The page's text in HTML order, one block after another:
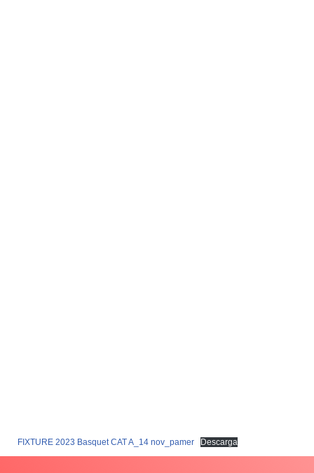
FIXTURE 2023 Basquet CAT A_14 nov_pamer Descarga